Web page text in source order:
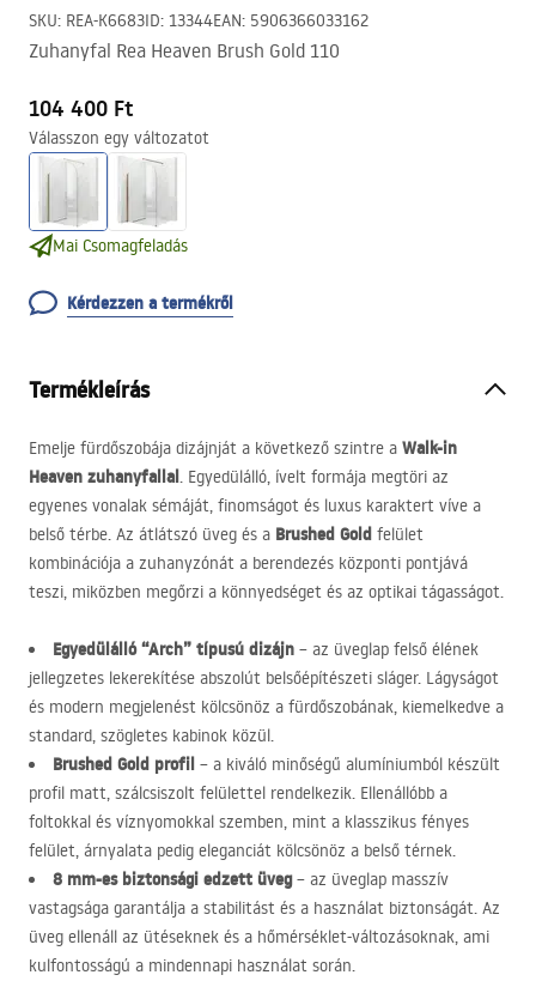
SKU: REA-K6683ID: 13344EAN: 5906366033162
Zuhanyfal Rea Heaven Brush Gold 110
104 400 Ft
Válasszon egy változatot
Mai Csomagfeladás
Kérdezzen a termékről
Termékleírás
Emelje fürdőszobája dizájnját a következő szintre a Walk-in
Heaven zuhanyfallal. Egyedülálló, ívelt formája megtöri az
egyenes vonalak sémáját, finomságot és luxus karaktert víve a
belső térbe. Az átlátszó üveg és a Brushed Gold felület
kombinációja a zuhanyzónát a berendezés központi pontjává
teszi, miközben megőrzi a könnyedséget és az optikai tágasságot.
Egyedülálló “Arch” típusú dizájn – az üveglap felső élének
jellegzetes lekerekítése abszolút belsőépítészeti sláger. Lágyságot
és modern megjelenést kölcsönöz a fürdőszobának, kiemelkedve a
standard, szögletes kabinok közül.
Brushed Gold profil – a kiváló minőségű alumíniumból készült
profil matt, szálcsiszolt felülettel rendelkezik. Ellenállóbb a
foltokkal és víznyomokkal szemben, mint a klasszikus fényes
felület, árnyalata pedig eleganciát kölcsönöz a belső térnek.
8 mm-es biztonsági edzett üveg– az üveglap masszív
vastagsága garantálja a stabilitást és a használat biztonságát. Az
üveg ellenáll az ütéseknek és a hőmérséklet-változásoknak, ami
kulfontosságú a mindennapi használat során.